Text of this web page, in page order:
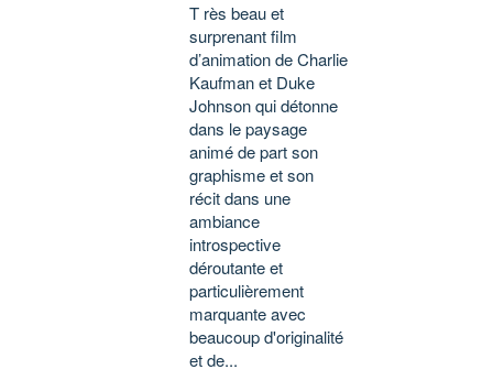
T rès beau et
surprenant film
d’animation de Charlie
Kaufman et Duke
Johnson qui détonne
dans le paysage
animé de part son
graphisme et son
récit dans une
ambiance
introspective
déroutante et
particulièrement
marquante avec
beaucoup d'originalité
et de...